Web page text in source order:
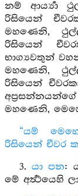
නම් ආර්‍ය්‍යා
රිසියෙන්
මහණෙනි,
රිසියෙන්
භාග්‍යවතුන්
මහණෙනි,
රිසියෙන්
මහණෙනි,
“යම්
රිසියෙන් චීවර
3. යා පන:
මේ අර්‍ත්‍ථයෙහි